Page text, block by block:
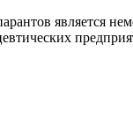
является